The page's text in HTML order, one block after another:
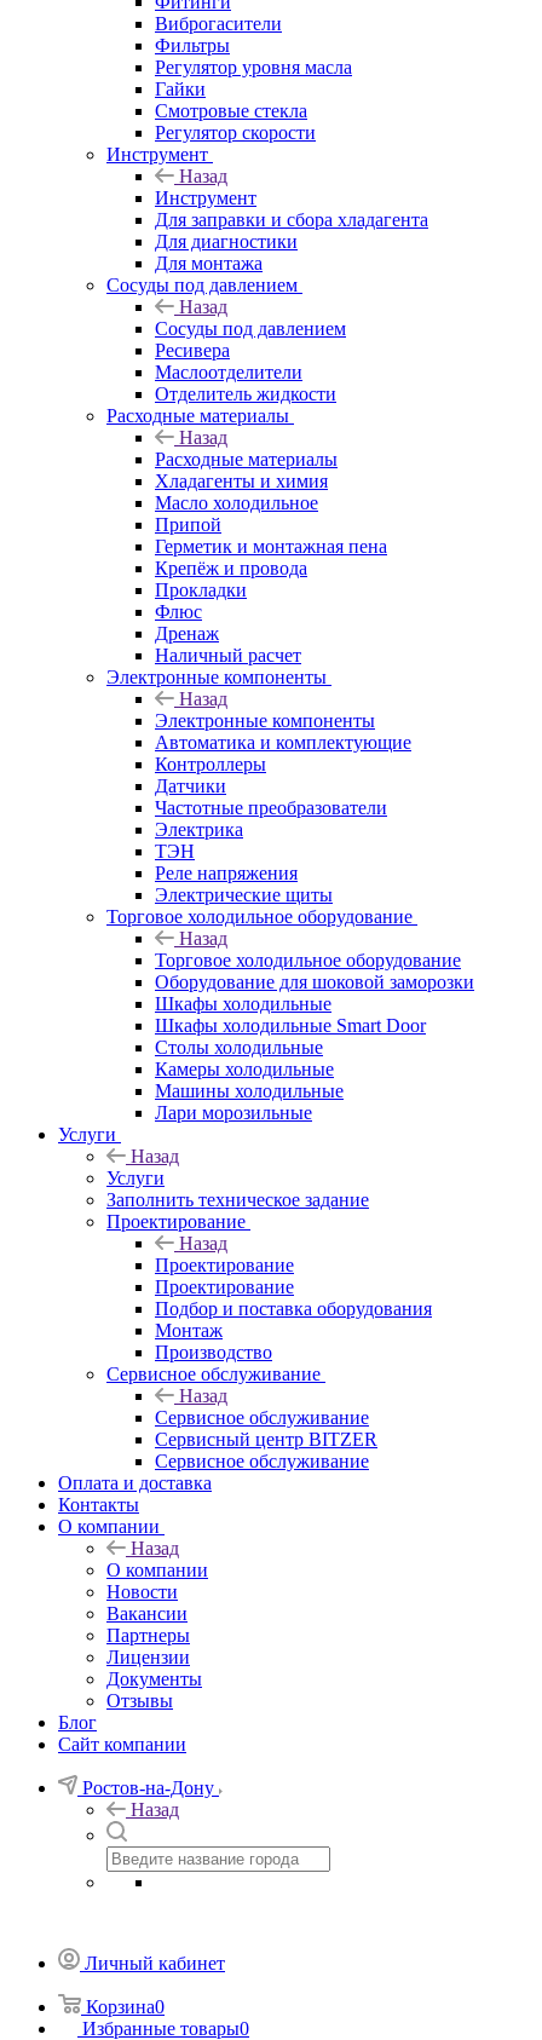
Виброгасители
Фильтры
Регулятор уровня масла
Гайки
Смотровые стекла
Регулятор скорости
Инструмент
Назад
Инструмент
Для заправки и сбора хладагента
Для диагностики
Для монтажа
Сосуды под давлением
Назад
Сосуды под давлением
Ресивера
Маслоотделители
Отделитель жидкости
Расходные материалы
Назад
Расходные материалы
Хладагенты и химия
Масло холодильное
Припой
Герметик и монтажная пена
Крепёж и провода
Прокладки
Флюс
Дренаж
Наличный расчет
Электронные компоненты
Назад
Электронные компоненты
Автоматика и комплектующие
Контроллеры
Датчики
Частотные преобразователи
Электрика
ТЭН
Реле напряжения
Электрические щиты
Торговое холодильное оборудование
Назад
Торговое холодильное оборудование
Оборудование для шоковой заморозки
Шкафы холодильные
Шкафы холодильные Smart Door
Столы холодильные
Камеры холодильные
Машины холодильные
Лари морозильные
Услуги
Назад
Услуги
Заполнить техническое задание
Проектирование
Назад
Проектирование
Проектирование
Подбор и поставка оборудования
Монтаж
Производство
Сервисное обслуживание
Назад
Сервисное обслуживание
Сервисный центр BITZER
Сервисное обслуживание
Оплата и доставка
Контакты
О компании
Назад
О компании
Новости
Вакансии
Партнеры
Лицензии
Документы
Отзывы
Блог
Сайт компании
Ростов-на-Дону
Назад
Личный кабинет
Корзина0
Избранные товары0